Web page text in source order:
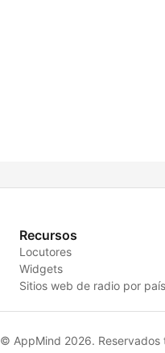
Recursos
Locutores
Widgets
Sitios web de radio por país
© AppMind 2026. Reservados